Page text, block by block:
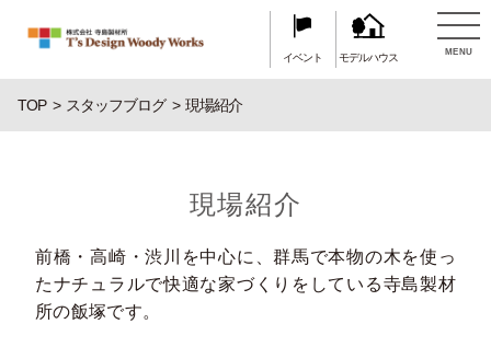
イベント モデルハウス MENU
TOP スタッフブログ 現場紹介
現場紹介
前橋・高崎・渋川を中心に、群馬で本物の木を使っ
たナチュラルで快適な家づくりをしている寺島製材
所の飯塚です。